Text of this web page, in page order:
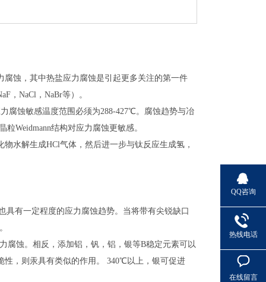
蚀，其中热盐应力腐蚀是引起更多关注的第一件
，NaCl，NaBr等）。
腐蚀敏感温度范围必须为288-427℃。腐蚀趋势与冶
Weidmann结构对应力腐蚀更敏感。
水解生成HCl气体，然后进一步与钛反应生成氢，
具有一定程度的应力腐蚀趋势。当将带有尖锐缺口
腐蚀。相反，添加铝，钒，铝，银等B稳定元素可以
性，则汞具有类似的作用。 340℃以上，银可促进
QQ咨询
热线电话
在线留言